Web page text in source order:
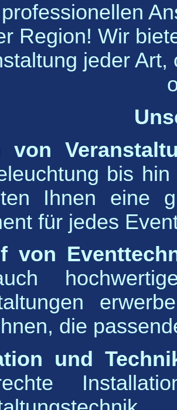
Region! Wir
jeder
von
bis
Ihnen eine
für jedes
von
die
und